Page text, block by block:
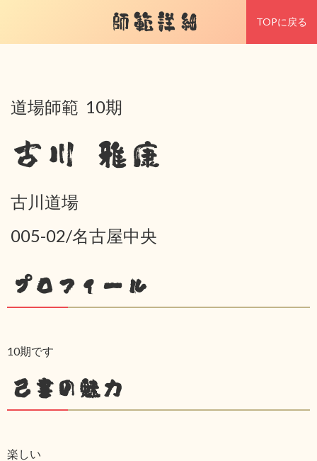
師範詳細 TOPに戻る
道場師範 10期
古川 雅康
古川道場
005-02/名古屋中央
プロフィール
10期です
己書の魅力
楽しい